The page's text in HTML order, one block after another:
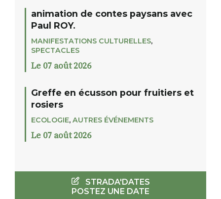
animation de contes paysans avec
Paul ROY.
MANIFESTATIONS CULTURELLES,
SPECTACLES
Le 07 août 2026
Greffe en écusson pour fruitiers et
rosiers
ECOLOGIE, AUTRES ÉVÉNEMENTS
Le 07 août 2026
STRADA'DATES
POSTEZ UNE DATE